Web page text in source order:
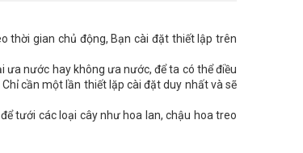
thời gian chủ động, Bạn cài đặt thiết lập trên
nước hay không ưa nước, để ta có thể điều
cần một lần thiết lặp cài đặt duy nhất và sẽ
tưới các loại cây như hoa lan, chậu hoa treo